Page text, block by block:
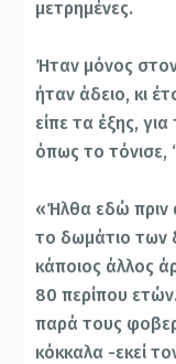
μετρημένες.
Ήταν μόνος
ήταν άδειο, κι
είπε τα έξης,
όπως το τόνισε,
«Ήλθα εδώ πριν
το δωμάτιο των
κάποιος άλλος
80 περίπου
παρά τους
κόκκαλα -εκεί